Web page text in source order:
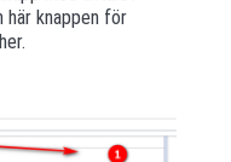
här knappen för